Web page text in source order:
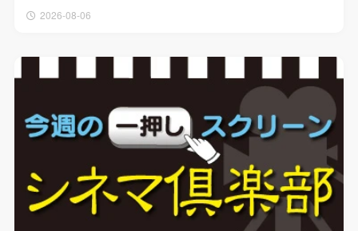
2026-08-06